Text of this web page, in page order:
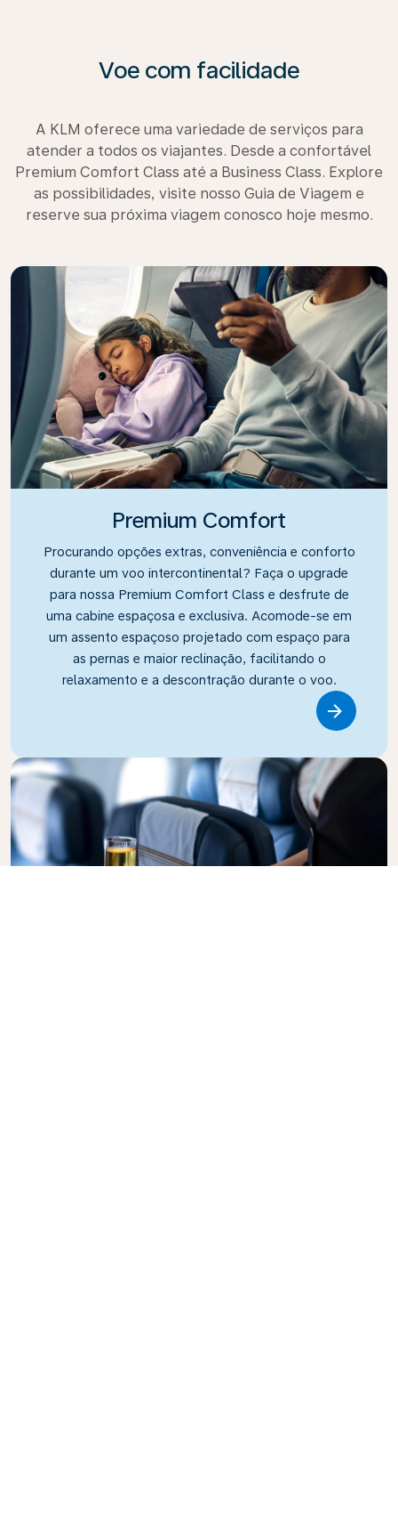
Voe com facilidade
A KLM oferece uma variedade de serviços para
atender a todos os viajantes. Desde a confortável
Premium Comfort Class até a Business Class. Explore
as possibilidades, visite nosso Guia de Viagem e
reserve sua próxima viagem conosco hoje mesmo.
Premium Comfort
Procurando opções extras, conveniência e conforto
durante um voo intercontinental? Faça o upgrade
para nossa Premium Comfort Class e desfrute de
uma cabine espaçosa e exclusiva. Acomode-se em
um assento espaçoso projetado com espaço para
as pernas e maior reclinação, facilitando o
relaxamento e a descontração durante o voo.